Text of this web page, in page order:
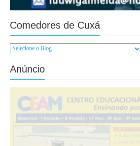
Comedores de Cuxá
Anúncio